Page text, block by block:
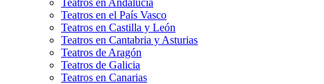
Teatros en Andalucía
Teatros en el País Vasco
Teatros en Castilla y León
Teatros en Cantabria y Asturias
Teatros de Aragón
Teatros de Galicia
Teatros en Canarias